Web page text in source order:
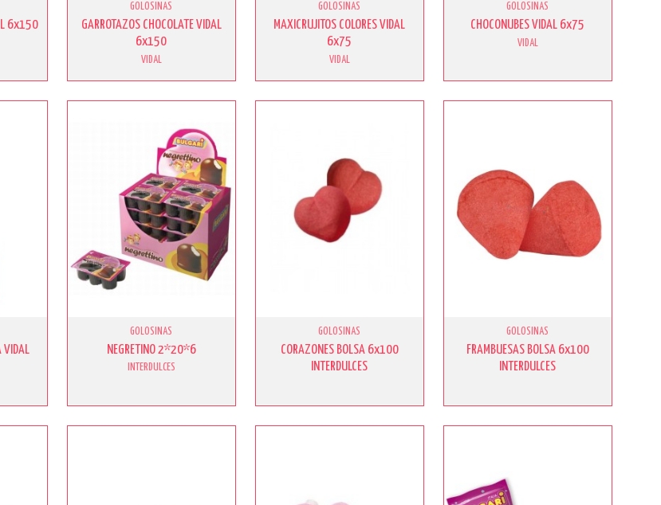
6x150
GOLOSINAS
GARROTAZOS CHOCOLATE VIDAL
6x150
VIDAL
GOLOSINAS
MAXICRUJITOS COLORES VIDAL
6x75
VIDAL
GOLOSINAS
CHOCONUBES VIDAL 6x75
VIDAL
VIDAL
GOLOSINAS
NEGRETINO 2*20*6
INTERDULCES
GOLOSINAS
CORAZONES BOLSA 6x100
INTERDULCES
GOLOSINAS
FRAMBUESAS BOLSA 6x100
INTERDULCES